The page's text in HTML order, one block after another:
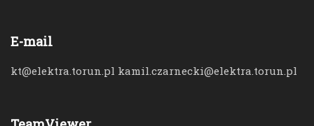
E-mail
kt@elektra.torun.pl kamil.czarnecki@elektra.torun.pl